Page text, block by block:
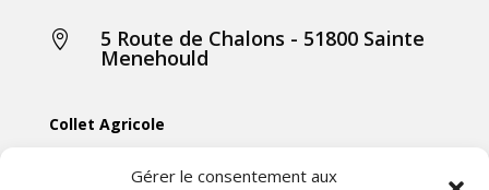
Gérer le consentement aux
 5 Route de Chalons - 51800 Sainte
Menehould
Collet Agricole